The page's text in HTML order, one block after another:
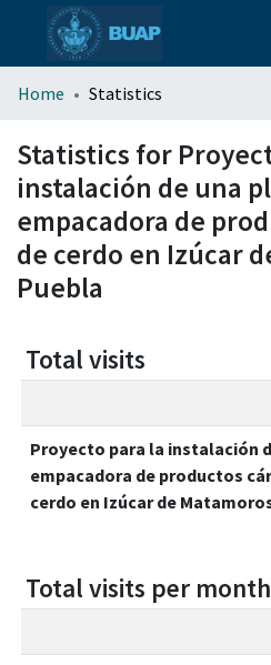
menu.section.about_menu
All of DSpace
Home Statistics
Statistics for
instalación de una
empacadora de
de cerdo en Izúcar
Puebla
Total visits
Proyecto para la instalación
empacadora de productos
cerdo en Izúcar de
Total visits per month